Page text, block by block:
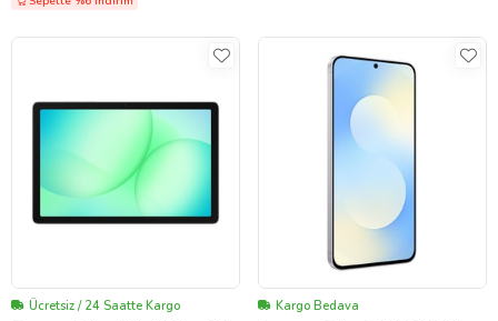
Ücretsiz / 24 Saatte Kargo Kargo Bedava